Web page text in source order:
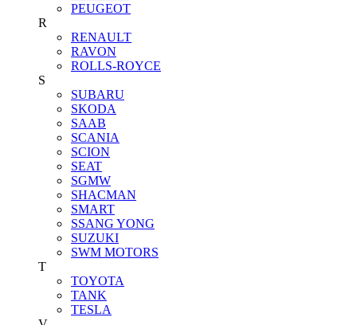
PEUGEOT
R
RENAULT
RAVON
ROLLS-ROYCE
S
SUBARU
SKODA
SAAB
SCANIA
SCION
SEAT
SGMW
SHACMAN
SMART
SSANG YONG
SUZUKI
SWM MOTORS
T
TOYOTA
TANK
TESLA